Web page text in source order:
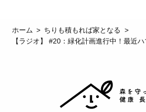
ホーム
ちりも積もれば家となる
【ラジオ】 #20：緑化計画進行中！最近